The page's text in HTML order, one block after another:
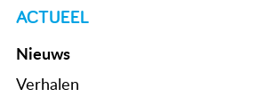
ACTUEEL
Nieuws
Verhalen